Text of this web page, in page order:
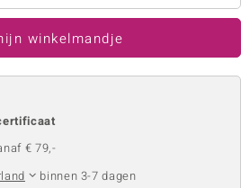
winkelmandje
€ 79,-
binnen 3-7 dagen